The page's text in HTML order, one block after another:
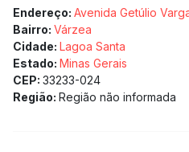
Endereço: Avenida Getúlio
Bairro: Várzea
Cidade: Lagoa Santa
Estado: Minas Gerais
CEP: 33233-024
Região: Região não informada